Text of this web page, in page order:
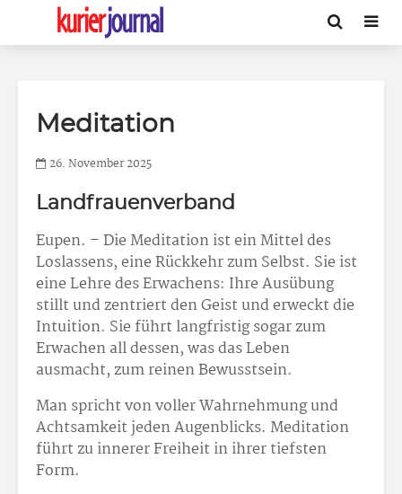
Meditation
26. November 2025
Landfrauenverband
Eupen. – Die Meditation ist ein Mittel des
Loslassens, eine Rückkehr zum Selbst. Sie ist
eine Lehre des Erwachens: Ihre Ausübung
stillt und zentriert den Geist und erweckt die
Intuition. Sie führt langfristig sogar zum
Erwachen all dessen, was das Leben
ausmacht, zum reinen Bewusstsein.
Man spricht von voller Wahrnehmung und
Achtsamkeit jeden Augenblicks. Meditation
führt zu innerer Freiheit in ihrer tiefsten
Form.